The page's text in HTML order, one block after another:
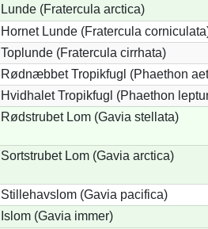
Lunde (Fratercula arctica)
Hornet Lunde (Fratercula
Toplunde (Fratercula cirrhata)
Rødnæbbet Tropikfugl (Phaethon
Hvidhalet Tropikfugl (Phaethon
Rødstrubet Lom (Gavia stellata)
Sortstrubet Lom (Gavia arctica)
Stillehavslom (Gavia pacifica)
Islom (Gavia immer)